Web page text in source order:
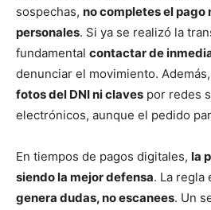
sospechas, no completes el
personales. Si ya se realizó la
fundamental contactar de
denunciar el movimiento.
fotos del DNI ni claves por redes
electrónicos, aunque el pedido
En tiempos de pagos digitales, la
siendo la mejor defensa. La regla
genera dudas, no escanees. Un